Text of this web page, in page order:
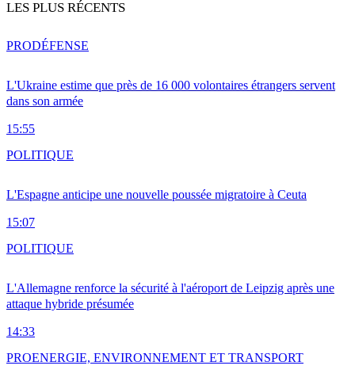
LES PLUS RÉCENTS
L'Ukraine estime que près de 16 000 volontaires étrangers servent
dans son armée
15:55
PRODÉFENSE
L'Espagne anticipe une nouvelle poussée migratoire à Ceuta
15:07
POLITIQUE
L'Allemagne renforce la sécurité à l'aéroport de Leipzig après une
attaque hybride présumée
14:33
POLITIQUE
PROENERGIE, ENVIRONNEMENT ET TRANSPORT